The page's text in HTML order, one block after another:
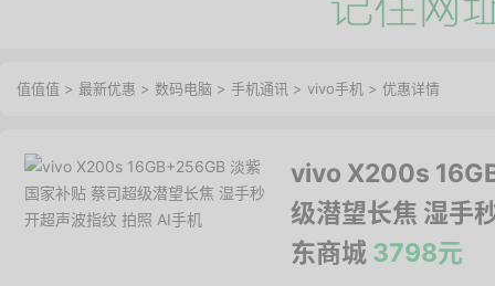
值值值 > 最新优惠 > 数码电脑 > 手机通讯 > vivo手机 > 优惠详情
vivo X200s
级潜望长焦 湿手
东商城 3798元